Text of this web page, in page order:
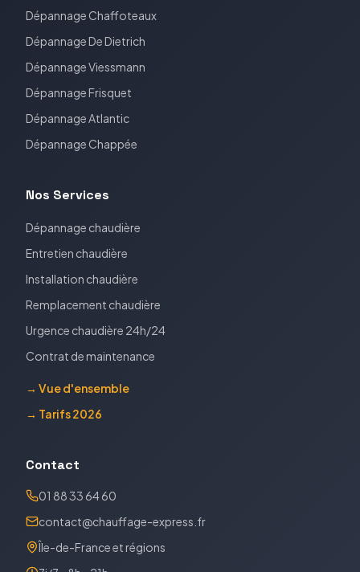
Dépannage Chaffoteaux
DépannageDe Dietrich
DépannageViessmann
DépannageFrisquet
DépannageAtlantic
Dépannage Chappée
Nos Services
Dépannage chaudière
Entretien chaudière
Installation chaudière
Remplacement chaudière
Urgence chaudière 24h/24
Contrat de maintenance
→ Vue d'ensemble
→ Tarifs 2026
Contact
01 88 33 64 60
contact@chauffage-express.fr
Île-de-France et régions